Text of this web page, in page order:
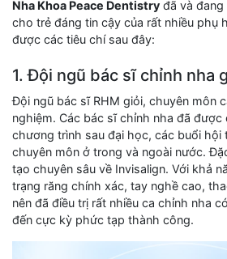
Nha Khoa Peace Dentistry đã và đang
cho trẻ đáng tin cậy của rất nhiều phụ
được các tiêu chí sau đây:
1. Đội ngũ bác sĩ chỉnh nha
Đội ngũ bác sĩ RHM giỏi, chuyên môn
nghiệm. Các bác sĩ chỉnh nha đã được
chương trình sau đại học, các buổi hội
chuyên môn ở trong và ngoài nước.
tạo chuyên sâu về Invisalign. Với khả
trạng răng chính xác, tay nghề cao,
nên đã điều trị rất nhiều ca chỉnh nha
đến cực kỳ phức tạp thành công.